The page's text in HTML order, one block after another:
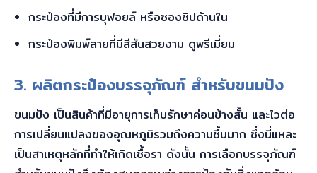
กระป๋องที่มีการบุฟอยล์ หรือซองซิปด้านใน
กระป๋องพิมพ์ลายที่มีสีสันสวยงาม ดูพรีเมี่ยม
3. ผลิตกระป๋องบรรจุภัณฑ์ สำหรับขนมปัง
ขนมปัง เป็นสินค้าที่มีอายุการเก็บรักษาค่อนข้างสั้น และไวต่อ
การเปลี่ยนแปลงของอุณหภูมิรวมถึงความชื้นมาก ซึ่งนี่แหละ
เป็นสาเหตุหลักที่ทำให้เกิดเชื้อรา ดังนั้น การเลือกบรรจุภัณฑ์